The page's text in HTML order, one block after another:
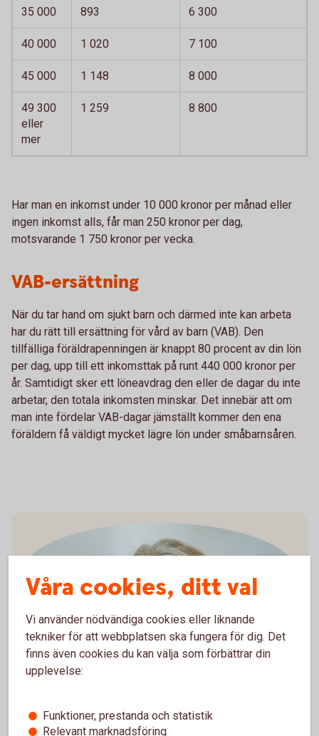
35 000 893 6 300
40 000 1 020 7 100
45 000 1 148 8 000
49 300
eller
mer
1 259 8 800
Har man en inkomst under 10 000 kronor per månad eller
ingen inkomst alls, får man 250 kronor per dag,
motsvarande 1 750 kronor per vecka.
VAB-ersättning
När du tar hand om sjukt barn och därmed inte kan arbeta
har du rätt till ersättning för vård av barn (VAB). Den
tillfälliga föräldrapenningen är knappt 80 procent av din lön
per dag, upp till ett inkomsttak på runt 440 000 kronor per
år. Samtidigt sker ett löneavdrag den eller de dagar du inte
arbetar, den totala inkomsten minskar. Det innebär att om
man inte fördelar VAB-dagar jämställt kommer den ena
föräldern få väldigt mycket lägre lön under småbarnsåren.
Madelén Falkenhäll
Ekonom för Finansiell hälsa
Våra cookies, ditt val
Vi använder nödvändiga cookies eller liknande
tekniker för att webbplatsen ska fungera för dig. Det
finns även cookies du kan välja som förbättrar din
upplevelse:
Funktioner, prestanda och statistik
Relevant marknadsföring